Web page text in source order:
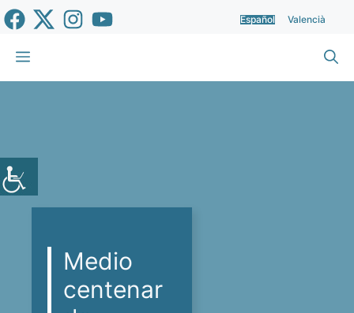
Saltar
al
contenido
Español Valencià
Menú
Medio
centenar